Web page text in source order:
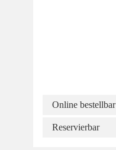
Online bestellbar
Reservierbar